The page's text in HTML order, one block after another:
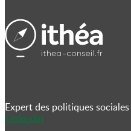
Expert des politiques
Linkedin